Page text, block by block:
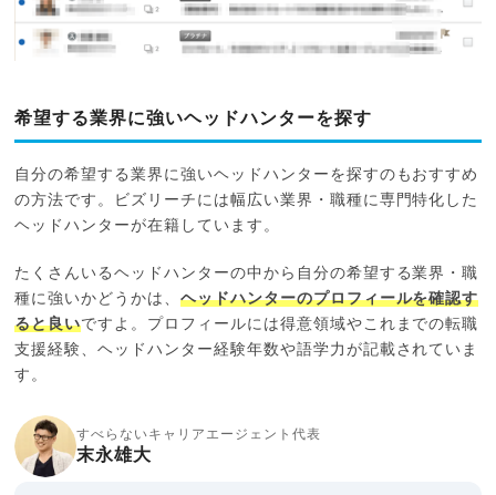
希望する業界に強いヘッドハンターを探す
自分の希望する業界に強いヘッドハンターを探すのもおすすめ
の方法です。ビズリーチには幅広い業界・職種に専門特化した
ヘッドハンターが在籍しています。
たくさんいるヘッドハンターの中から自分の希望する業界・職
種に強いかどうかは、ヘッドハンターのプロフィールを確認す
ると良いですよ。プロフィールには得意領域やこれまでの転職
支援経験、ヘッドハンター経験年数や語学力が記載されていま
す。
すべらないキャリアエージェント代表
末永雄大